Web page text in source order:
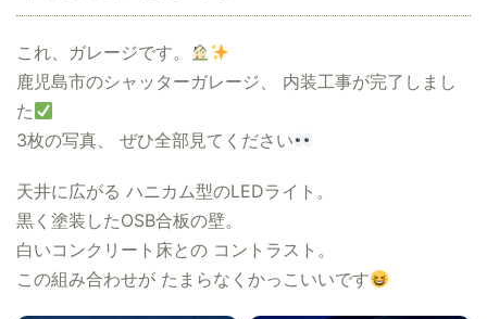
これ、ガレージです。
鹿児島市のシャッターガレージ、 内装工事が完了しまし
た
3枚の写真、 ぜひ全部見てください
天井に広がる ハニカム型のLEDライト。
黒く塗装したOSB合板の壁。
白いコンクリート床との コントラスト。
この組み合わせが たまらなくかっこいいです